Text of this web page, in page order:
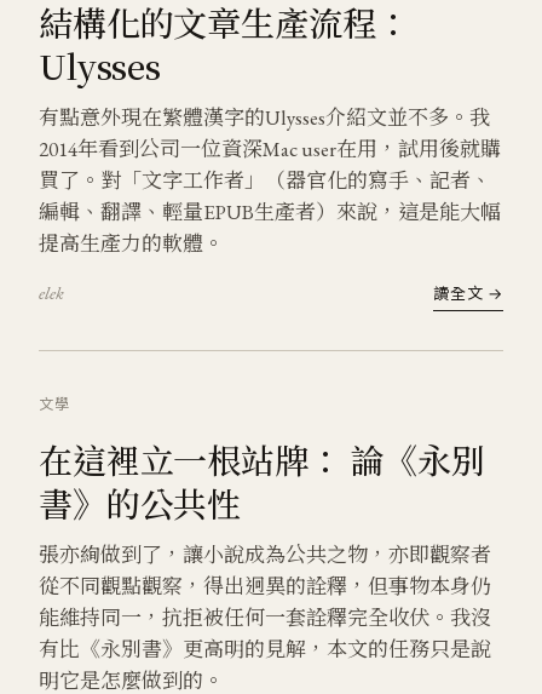
結構化的文章生產流程：
Ulysses
有點意外現在繁體漢字的Ulysses介紹文並不多。我
2014年看到公司一位資深Mac user在用，試用後就購
買了。對「文字工作者」（器官化的寫手、記者、
編輯、翻譯、輕量EPUB生產者）來說，這是能大幅
提高生產力的軟體。
elek 讀全文 →
文學
在這裡立一根站牌： 論《永別
書》的公共性
張亦絢做到了，讓小說成為公共之物，亦即觀察者
從不同觀點觀察，得出迥異的詮釋，但事物本身仍
能維持同一，抗拒被任何一套詮釋完全收伏。我沒
有比《永別書》更高明的見解，本文的任務只是說
明它是怎麼做到的。